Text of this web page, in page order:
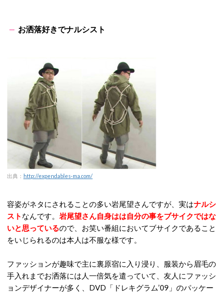
お洒落好きでナルシスト
出典： http://expendables-ma.com/
容姿がネタにされることの多い岩尾望さんですが、実はナルシ
スト なんです。 岩尾望さん自身はは自分の事をブサイクではな
いと思っているので、お笑い番組においてブサイクであること
をいじられるのは本人は不服な様です。
ファッションが趣味で主に裏原宿に入り浸り、服装から眉毛の
手入れまでお洒落には人一倍気を遣っていて、友人にファッシ
ョンデザイナーが多く、DVD「ドレキグラム’09」のパッケー